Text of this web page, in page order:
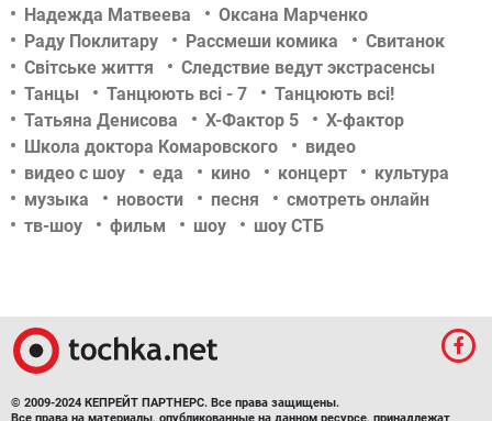
Надежда Матвеева
Оксана Марченко
Раду Поклитару
Рассмеши комика
Свитанок
Світське життя
Следствие ведут экстрасенсы
Танцы
Танцюють всі - 7
Танцюють всі!
Татьяна Денисова
Х-Фактор 5
Х-фактор
Школа доктора Комаровского
видео
видео с шоу
еда кино концерт
культура
музыка
новости песня
смотреть онлайн
тв-шоу
фильм шоу шоу СТБ
© 2009-2024 КЕПРЕЙТ ПАРТНЕРС. Все права защищены.